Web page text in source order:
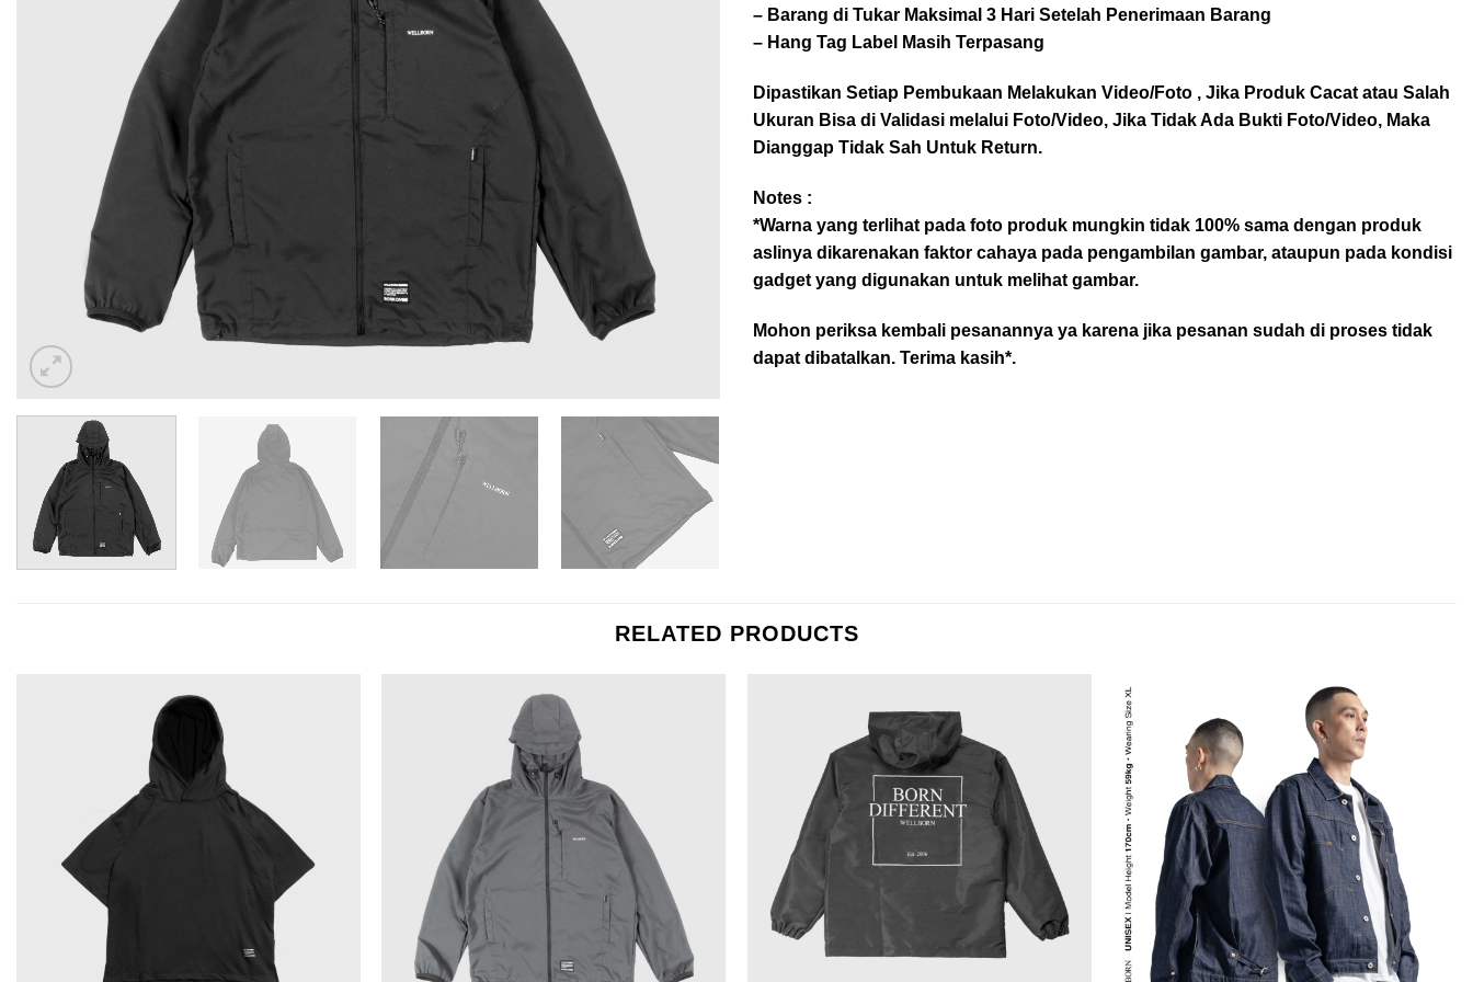
– Barang di Tukar Maksimal 3 Hari Setelah Penerimaan Barang
– Hang Tag Label Masih Terpasang
Dipastikan Setiap Pembukaan Melakukan Video/Foto , Jika Produk Cacat atau Salah
Ukuran Bisa di Validasi melalui Foto/Video, Jika Tidak Ada Bukti Foto/Video, Maka
Dianggap Tidak Sah Untuk Return.
Notes :
*Warna yang terlihat pada foto produk mungkin tidak 100% sama dengan produk
aslinya dikarenakan faktor cahaya pada pengambilan gambar, ataupun pada kondisi
gadget yang digunakan untuk melihat gambar.
Mohon periksa kembali pesanannya ya karena jika pesanan sudah di proses tidak
dapat dibatalkan. Terima kasih*.
RELATED PRODUCTS